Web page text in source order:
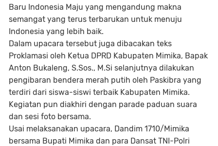
Baru Indonesia Maju yang mengandung makna
semangat yang terus terbarukan untuk menuju
Indonesia yang lebih baik.
Dalam upacara tersebut juga dibacakan teks
Proklamasi oleh Ketua DPRD Kabupaten Mimika, Bapak
Anton Bukaleng, S.Sos., M.Si selanjutnya dilakukan
pengibaran bendera merah putih oleh Paskibra yang
terdiri dari siswa-siswi terbaik Kabupaten Mimika.
Kegiatan pun diakhiri dengan parade paduan suara
dan sesi foto bersama.
Usai melaksanakan upacara, Dandim 1710/Mimika
bersama Bupati Mimika dan para Dansat TNI-Polri